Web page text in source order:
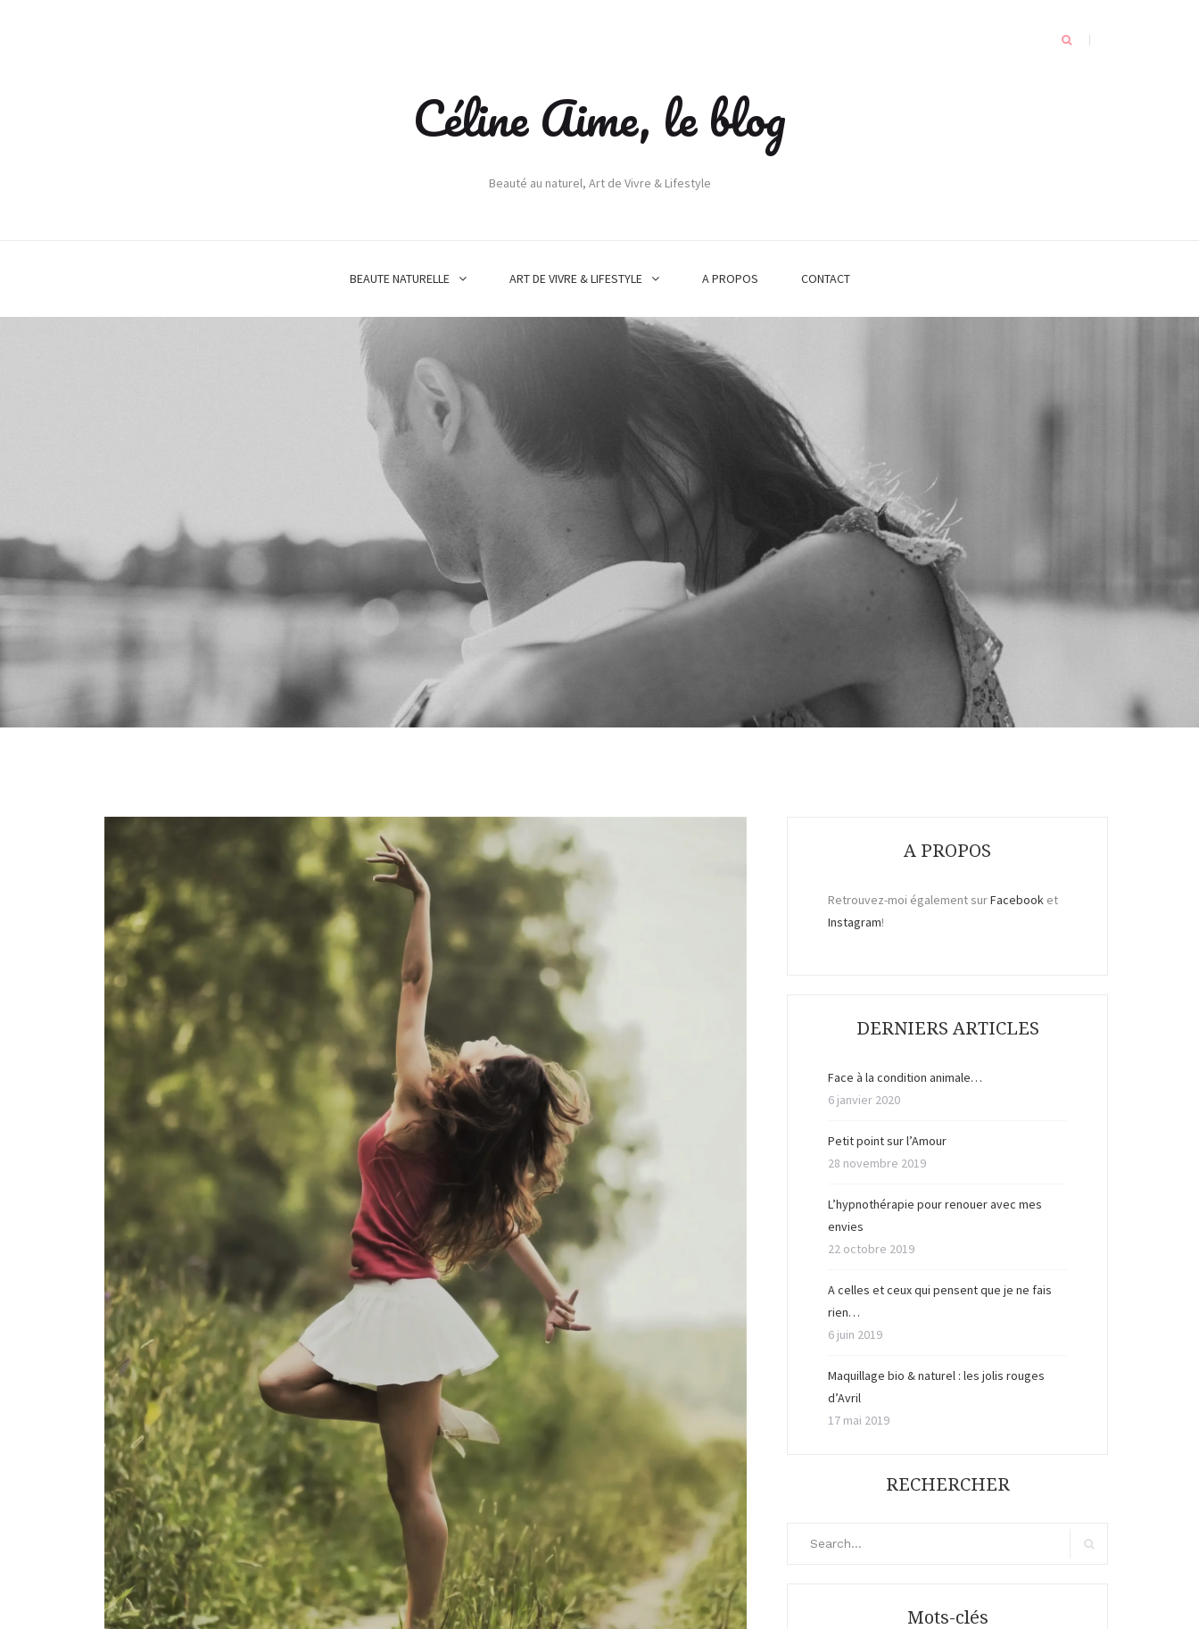
Céline Aime, le blog
Beauté au naturel, Art de Vivre & Lifestyle
BEAUTE NATURELLE ART DE VIVRE & LIFESTYLE A PROPOS CONTACT
A PROPOS
Retrouvez-moi également surFacebook et
Instagram!
DERNIERS ARTICLES
Face à la condition animale…
6 janvier 2020
Petit point sur l’Amour
28 novembre 2019
L’hypnothérapie pour renouer avec mes
envies
22 octobre 2019
A celles et ceux qui pensent que je ne fais
rien…
6 juin 2019
Maquillage bio & naturel : les jolis rouges
d’Avril
17 mai 2019
RECHERCHER
Mots-clés